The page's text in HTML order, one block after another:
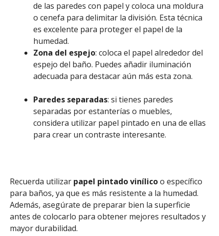
de las paredes con papel y coloca una moldura
o cenefa para delimitar la división. Esta técnica
es excelente para proteger el papel de la
humedad.
Zona del espejo: coloca el papel alrededor del
espejo del baño. Puedes añadir iluminación
adecuada para destacar aún más esta zona.
Paredes separadas: si tienes paredes
separadas por estanterías o muebles,
considera utilizar papel pintado en una de ellas
para crear un contraste interesante.
Recuerda utilizar papel pintado vinílicoo específico
para baños, ya que es más resistente a la humedad.
Además, asegúrate de preparar bien la superficie
antes de colocarlo para obtener mejores resultados y
mayor durabilidad.